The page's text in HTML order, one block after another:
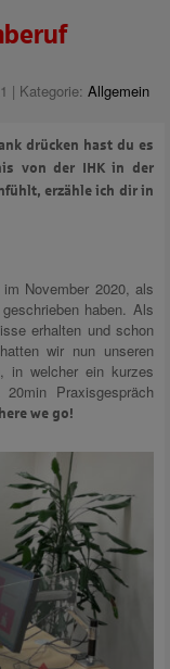
| Kategorie: Allgemein
drücken hast du es
von der IHK in der
erzähle ich dir in
November 2020, als
haben. Als
erhalten und schon
wir nun unseren
in welcher ein kurzes
Praxisgespräch
we go!